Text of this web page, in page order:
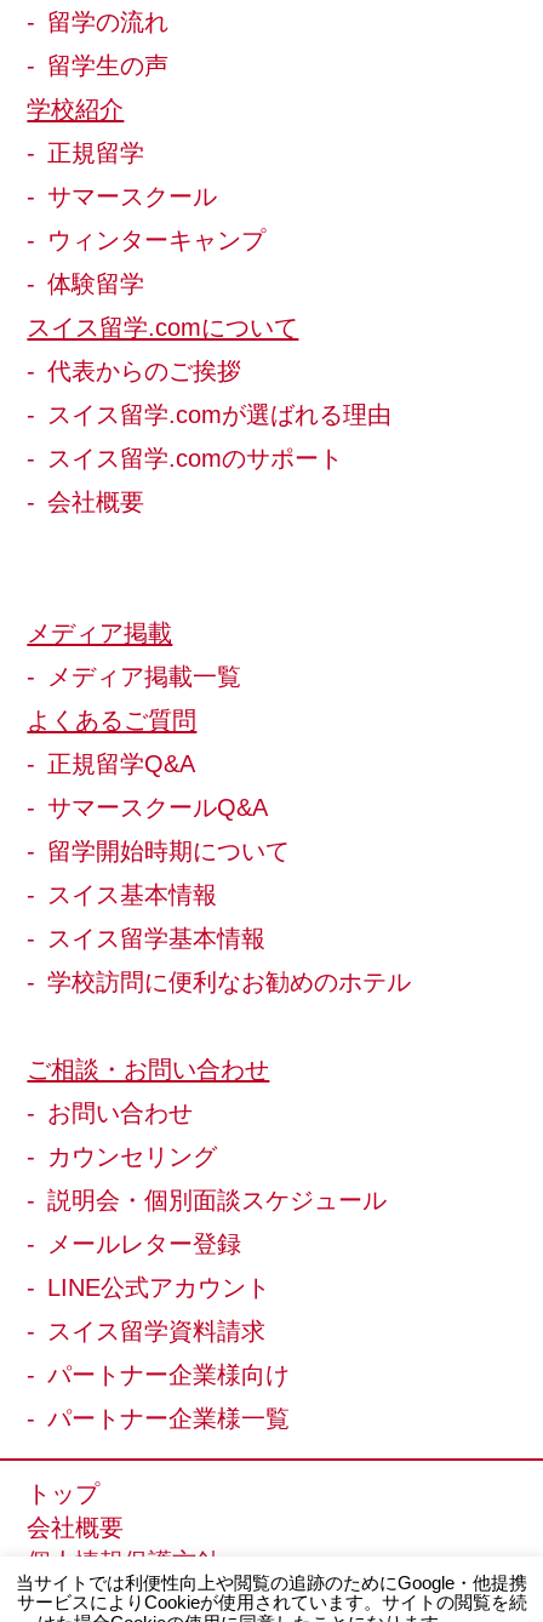
留学の流れ
留学生の声
学校紹介
正規留学
サマースクール
ウィンターキャンプ
体験留学
スイス留学.comについて
代表からのご挨拶
スイス留学.comが選ばれる理由
スイス留学.comのサポート
会社概要
メディア掲載
メディア掲載一覧
よくあるご質問
正規留学Q&A
サマースクールQ&A
留学開始時期について
スイス基本情報
スイス留学基本情報
学校訪問に便利なお勧めのホテル
ご相談・お問い合わせ
お問い合わせ
カウンセリング
説明会・個別面談スケジュール
メールレター登録
LINE公式アカウント
スイス留学資料請求
パートナー企業様向け
パートナー企業様一覧
トップ
会社概要
個人情報保護方針
サイトマップ
当サイトでは利便性向上や閲覧の追跡のためにGoogle・他提携
サービスによりCookieが使用されています。サイトの閲覧を続